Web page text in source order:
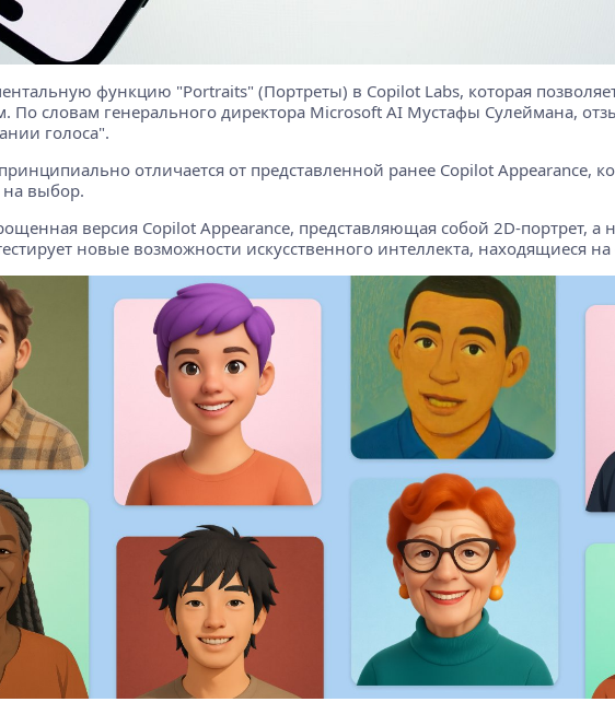
функцию "Portraits" (Портреты) в Copilot Labs, которая
словам генерального директора Microsoft AI Мустафы Сулеймана,
голоса".
отличается от представленной ранее Copilot Appearance,
выбор.
версия Copilot Appearance, представляющая собой 2D-портрет,
новые возможности искусственного интеллекта, находящиеся на